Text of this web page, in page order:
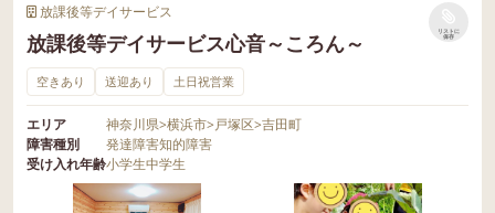
放課後等デイサービス
放課後等デイサービス心音～ころん～
リストに
保存
空きあり 送迎あり 土日祝営業
エリア 神奈川県>横浜市>戸塚区>吉田町
障害種別
発達障害知的障害
受け入れ年齢小学生中学生